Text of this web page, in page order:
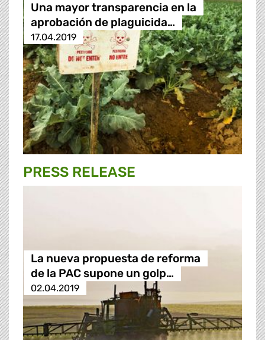
Una mayor transparencia en la
aprobación de plaguicida…
17.04.2019
PRESS RELEASE
La nueva propuesta de reforma
de la PAC supone un golp…
02.04.2019